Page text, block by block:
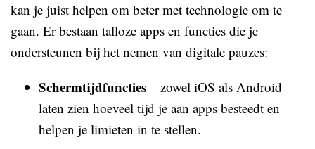
kan je juist helpen om beter met technologie om te
gaan. Er bestaan talloze apps en functies die je
ondersteunen bij het nemen van digitale pauzes:
Schermtijdfuncties – zowel iOS als Android
laten zien hoeveel tijd je aan apps besteedt en
helpen je limieten in te stellen.